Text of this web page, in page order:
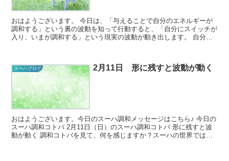
おはようございます。 今日は、「与えることで自分のエネルギーが
調和する」という裏の波動を知って行動すると、「自分にスイッチが
入り、いまが調和する」という現実の波動が動き出します。 自分を
スーハブログ 2月11日 形に残すと波動が動く
おはようございます。今日のスーハ調和メッセージはこちら♪ 今日の
スーハ調和コトバ 2月11日（日）のスーハ調和コトバ 形に残すと波
動が動く 調和コトバを見て、何を感じますか？スーハの世界では正